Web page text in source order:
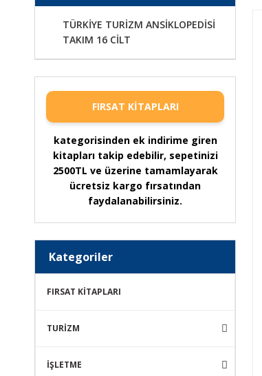
TÜRKİYE TURİZM ANSİKLOPEDİSİ
TAKIM 16 CİLT
FIRSAT KİTAPLARI
kategorisinden ek indirime giren
kitapları takip edebilir, sepetinizi
2500TL ve üzerine tamamlayarak
ücretsiz kargo fırsatından
faydalanabilirsiniz.
Kategoriler
FIRSAT KİTAPLARI
TURİZM
İŞLETME